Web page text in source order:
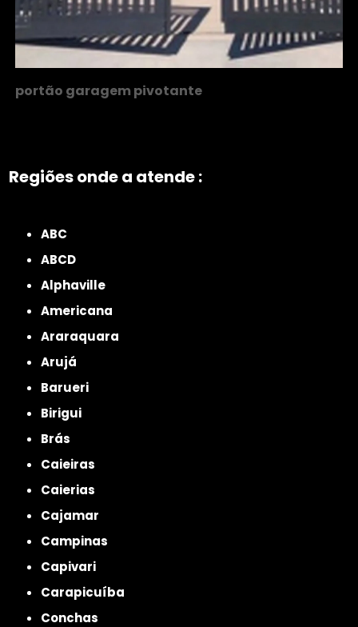
portão garagem pivotante
Regiões onde a atende :
ABC
ABCD
Alphaville
Americana
Araraquara
Arujá
Barueri
Birigui
Brás
Caieiras
Caierias
Cajamar
Campinas
Capivari
Carapicuíba
Conchas